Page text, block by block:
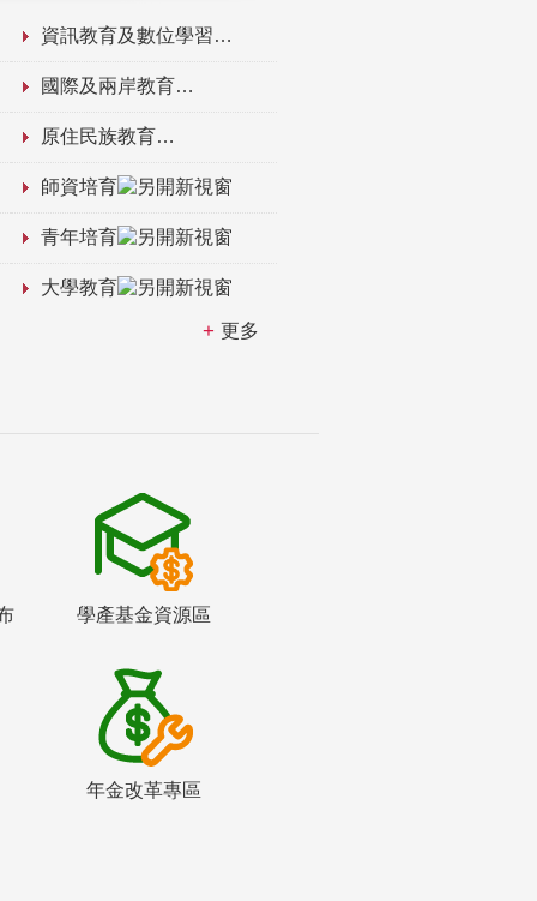
資訊教育及數位學習
國際及兩岸教育
原住民族教育
師資培育
青年培育
大學教育
更多
學產基金資源區
年金改革專區